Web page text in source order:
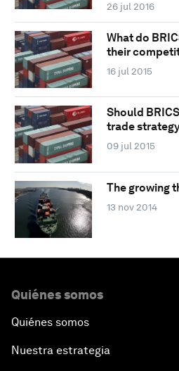
26 jul 2016
What do
their
16 jul 2015
Should
trade
09 jul 2015
The growing
13 nov 2014
Quiénes somos
Quiénes somos
Nuestra estrategia